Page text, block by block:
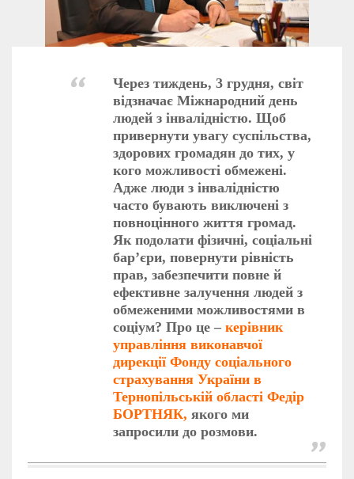
Через тиждень, 3 грудня, світ
відзначає Міжнародний день
людей з інвалідністю. Щоб
привернути увагу суспільства,
здорових громадян до тих, у
кого можливості обмежені.
Адже люди з інвалідністю
часто бувають виключені з
повноцінного життя громад.
Як подолати фізичні, соціальні
бар’єри, повернути рівність
прав, забезпечити повне й
ефективне залучення людей з
обмеженими можливостями в
соціум? Про це – керівник
управління виконавчої
дирекції Фонду соціального
страхування України в
Тернопільській області Федір
БОРТНЯК, якого ми
запросили до розмови.